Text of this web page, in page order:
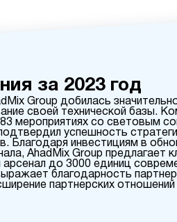
за 2023 год
Group добилась
своей технической базы.
мероприятиях со световым
успешность
Благодаря инвестициям в
AhadMix Group
арсенал до 3000 единиц
благодарность
партнерских